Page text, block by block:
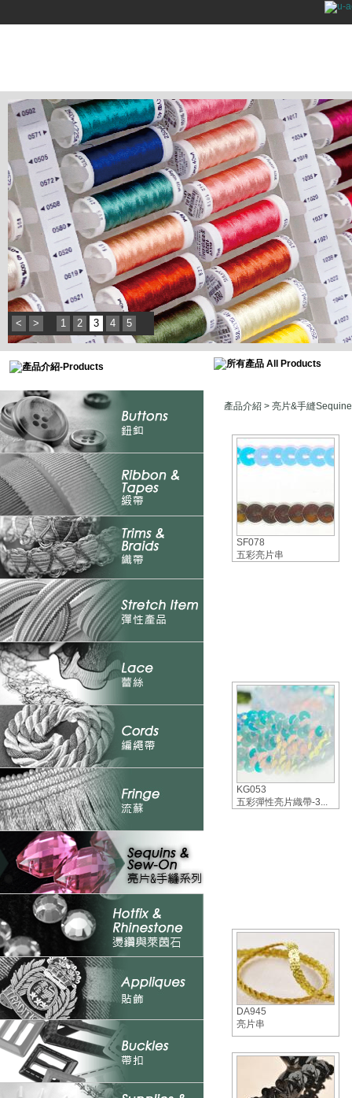
< > 1 2 3 4 5
產品介紹 > 亮片&手縫
SF078
五彩亮片串
KG053
五彩彈性亮片織帶-3...
DA945
亮片串